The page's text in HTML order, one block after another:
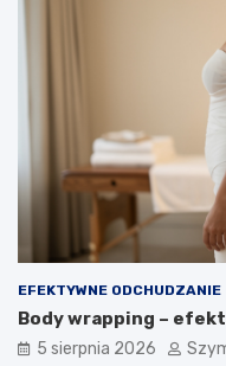
EFEKTYWNE ODCHUDZANIE
Body wrapping –
5 sierpnia 2026